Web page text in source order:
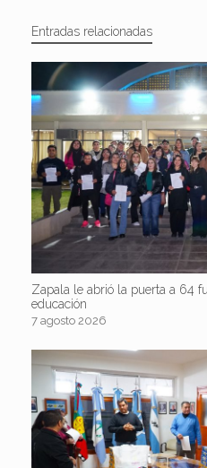
Entradas relacionadas
Zapala le abrió la puerta a 64
educación
7 agosto 2026